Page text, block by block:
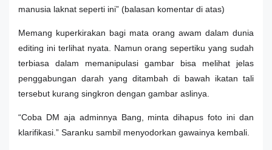
manusia laknat seperti ini” (balasan komentar di atas)
Memang kuperkirakan bagi mata orang awam dalam dunia
editing ini terlihat nyata. Namun orang sepertiku yang sudah
terbiasa dalam memanipulasi gambar bisa melihat jelas
penggabungan darah yang ditambah di bawah ikatan tali
tersebut kurang singkron dengan gambar aslinya.
“Coba DM aja adminnya Bang, minta dihapus foto ini dan
klarifikasi.” Saranku sambil menyodorkan gawainya kembali.